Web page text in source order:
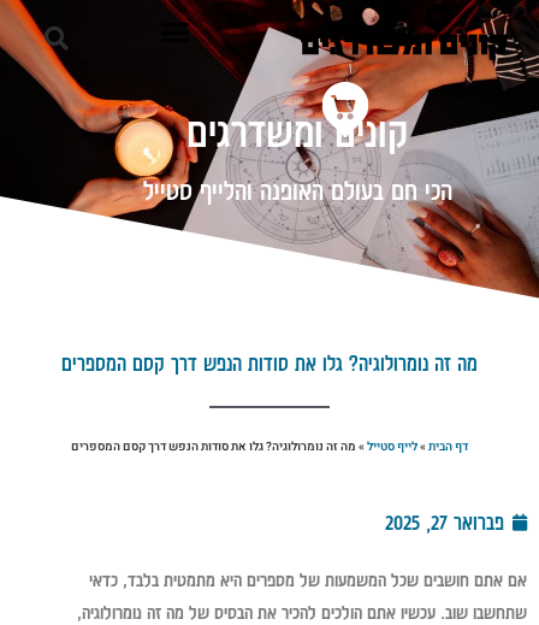
קונים ומשדרגים
הכי חם בעולם האופנה והלייף סטייל
מה זה נומרולוגיה? גלו את סודות הנפש דרך קסם המספרים
דף הבית»לייף סטייל» מה זה נומרולוגיה? גלו את סודות הנפש דרך קסם המספרים
פברואר 27, 2025
אם אתם חושבים שכל המשמעות של מספרים היא מתמטית בלבד, כדאי
שתחשבו שוב. עכשיו אתם הולכים להכיר את הבסיס של מה זה נומרולוגיה,